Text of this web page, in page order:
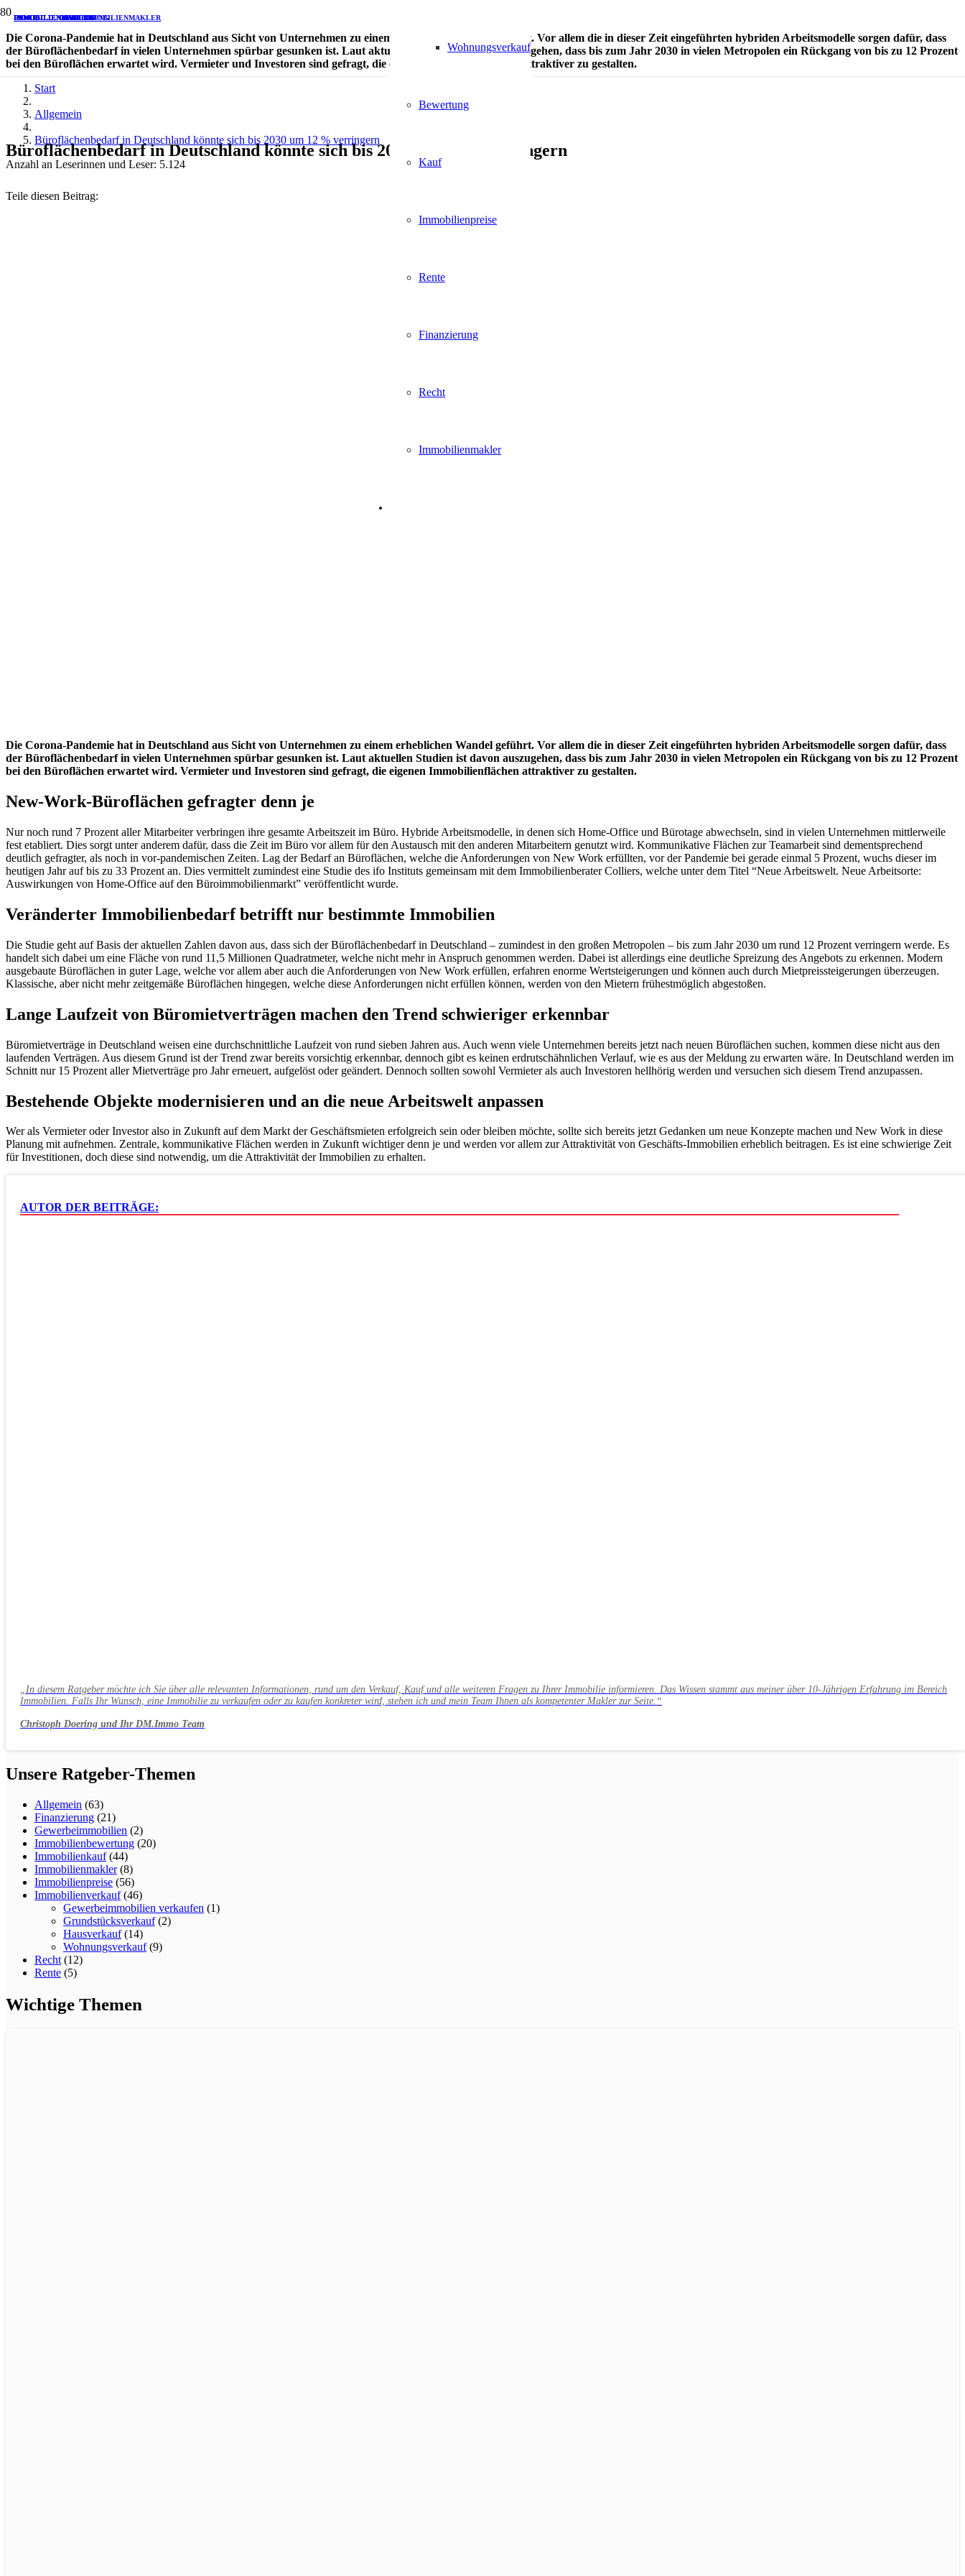
Wohnungsverkauf
Bewertung
Kauf
Immobilienpreise
Rente
Finanzierung
Recht
Immobilienmakler
Die Corona-Pandemie hat in Deutschland aus Sicht von Unternehmen zu einem erheblichen Wandel geführt. Vor allem die in dieser Zeit eingeführten hybriden Arbeitsmodelle sorgen dafür, dass
der Büroflächenbedarf in vielen Unternehmen spürbar gesunken ist. Laut aktuellen Studien ist davon auszugehen, dass bis zum Jahr 2030 in vielen Metropolen ein Rückgang von bis zu 12 Prozent
bei den Büroflächen erwartet wird. Vermieter und Investoren sind gefragt, die eigenen Immobilienflächen attraktiver zu gestalten.
Start
Allgemein
Büroflächenbedarf in Deutschland könnte sich bis 2030 um 12 % verringern
Anzahl an Leserinnen und Leser: 5.124
Büroflächenbedarf in Deutschland könnte sich bis 2030 um 12 % verringern
Teile diesen Beitrag:
Die Corona-Pandemie hat in Deutschland aus Sicht von Unternehmen zu einem erheblichen Wandel geführt. Vor allem die in dieser Zeit eingeführten hybriden Arbeitsmodelle sorgen dafür, dass
der Büroflächenbedarf in vielen Unternehmen spürbar gesunken ist. Laut aktuellen Studien ist davon auszugehen, dass bis zum Jahr 2030 in vielen Metropolen ein Rückgang von bis zu 12 Prozent
bei den Büroflächen erwartet wird. Vermieter und Investoren sind gefragt, die eigenen Immobilienflächen attraktiver zu gestalten.
New-Work-Büroflächen gefragter denn je
Nur noch rund 7 Prozent aller Mitarbeiter verbringen ihre gesamte Arbeitszeit im Büro. Hybride Arbeitsmodelle, in denen sich Home-Office und Bürotage abwechseln, sind in vielen Unternehmen mittlerweile
fest etabliert. Dies sorgt unter anderem dafür, dass die Zeit im Büro vor allem für den Austausch mit den anderen Mitarbeitern genutzt wird. Kommunikative Flächen zur Teamarbeit sind dementsprechend
deutlich gefragter, als noch in vor-pandemischen Zeiten. Lag der Bedarf an Büroflächen, welche die Anforderungen von New Work erfüllten, vor der Pandemie bei gerade einmal 5 Prozent, wuchs dieser im
heutigen Jahr auf bis zu 33 Prozent an. Dies vermittelt zumindest eine Studie des ifo Instituts gemeinsam mit dem Immobilienberater Colliers, welche unter dem Titel “Neue Arbeitswelt. Neue Arbeitsorte:
Auswirkungen von Home-Office auf den Büroimmobilienmarkt” veröffentlicht wurde.
Veränderter Immobilienbedarf betrifft nur bestimmte Immobilien
Die Studie geht auf Basis der aktuellen Zahlen davon aus, dass sich der Büroflächenbedarf in Deutschland – zumindest in den großen Metropolen – bis zum Jahr 2030 um rund 12 Prozent verringern werde. Es
handelt sich dabei um eine Fläche von rund 11,5 Millionen Quadratmeter, welche nicht mehr in Anspruch genommen werden. Dabei ist allerdings eine deutliche Spreizung des Angebots zu erkennen. Modern
ausgebaute Büroflächen in guter Lage, welche vor allem aber auch die Anforderungen von New Work erfüllen, erfahren enorme Wertsteigerungen und können auch durch Mietpreissteigerungen überzeugen.
Klassische, aber nicht mehr zeitgemäße Büroflächen hingegen, welche diese Anforderungen nicht erfüllen können, werden von den Mietern frühestmöglich abgestoßen.
Lange Laufzeit von Büromietverträgen machen den Trend schwieriger erkennbar
Büromietverträge in Deutschland weisen eine durchschnittliche Laufzeit von rund sieben Jahren aus. Auch wenn viele Unternehmen bereits jetzt nach neuen Büroflächen suchen, kommen diese nicht aus den
laufenden Verträgen. Aus diesem Grund ist der Trend zwar bereits vorsichtig erkennbar, dennoch gibt es keinen erdrutschähnlichen Verlauf, wie es aus der Meldung zu erwarten wäre. In Deutschland werden im
Schnitt nur 15 Prozent aller Mietverträge pro Jahr erneuert, aufgelöst oder geändert. Dennoch sollten sowohl Vermieter als auch Investoren hellhörig werden und versuchen sich diesem Trend anzupassen.
Bestehende Objekte modernisieren und an die neue Arbeitswelt anpassen
Wer als Vermieter oder Investor also in Zukunft auf dem Markt der Geschäftsmieten erfolgreich sein oder bleiben möchte, sollte sich bereits jetzt Gedanken um neue Konzepte machen und New Work in diese
Planung mit aufnehmen. Zentrale, kommunikative Flächen werden in Zukunft wichtiger denn je und werden vor allem zur Attraktivität von Geschäfts-Immobilien erheblich beitragen. Es ist eine schwierige Zeit
für Investitionen, doch diese sind notwendig, um die Attraktivität der Immobilien zu erhalten.
AUTOR DER BEITRÄGE:
„In diesem Ratgeber möchte ich Sie über alle relevanten Informationen, rund um den Verkauf, Kauf und alle weiteren Fragen zu Ihrer Immobilie informieren. Das Wissen stammt aus meiner über 10-Jährigen Erfahrung im Bereich
Immobilien. Falls Ihr Wunsch, eine Immobilie zu verkaufen oder zu kaufen konkreter wird, stehen ich und mein Team Ihnen als kompetenter Makler zur Seite.“
Christoph Doering und Ihr DM.Immo Team
Unsere Ratgeber-Themen
Allgemein (63)
Finanzierung (21)
Gewerbeimmobilien (2)
Immobilienbewertung (20)
Immobilienkauf(44)
Immobilienmakler(8)
Immobilienpreise (56)
Immobilienverkauf(46)
Gewerbeimmobilien verkaufen (1)
Grundstücksverkauf(2)
Hausverkauf(14)
Wohnungsverkauf(9)
Recht (12)
Rente (5)
Wichtige Themen
RENTE
IMMOBILIENVERKAUF
IMMOBILIENBEWERTUNG
IMMOBILIENKAUFIMMOBILIENMAKLER
IMMOBILIENMAKLER
IMMOBILIENMAKLER
IMMOBILIENMAKLER
IMMOBILIENMAKLER
IMMOBILIENMAKLER
IMMOBILIENMAKLER
IMMOBILIENMAKLER